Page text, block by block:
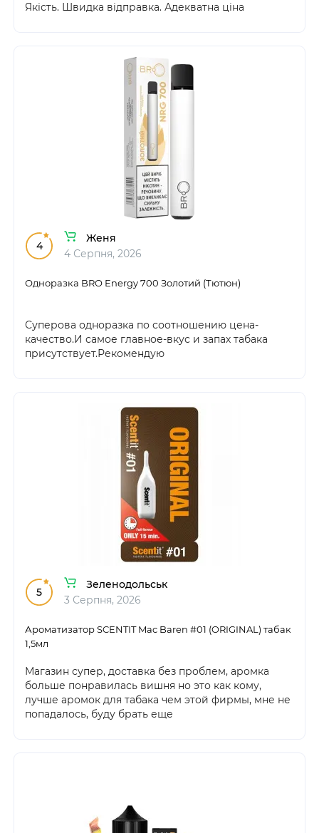
Якість. Швидка відправка. Адекватна ціна
4
Женя
4 Серпня, 2026
Одноразка BRO Energy 700 Золотий (Тютюн)
Суперова одноразка по соотношению цена-
качество.И самое главное-вкус и запах табака
присутствует.Рекомендую
5
Зеленодольськ
3 Серпня, 2026
Ароматизатор SCENTIT Mac Baren #01 (ORIGINAL) табак
1,5мл
Магазин супер, доставка без проблем, аромка
больше понравилась вишня но это как кому,
лучше аромок для табака чем этой фирмы, мне не
попадалось, буду брать еще